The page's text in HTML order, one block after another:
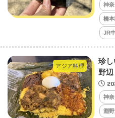
神
橋
JR
アジア料理
珍
野
神
淵